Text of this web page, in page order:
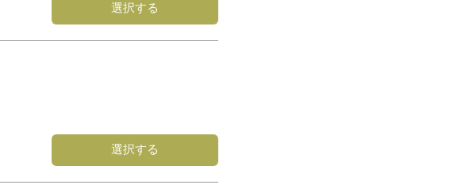
選択する
選択する